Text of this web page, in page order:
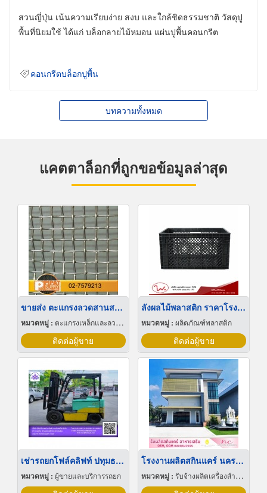
สวนญี่ปุ่น เน้นความเรียบง่าย สงบ และใกล้ชิดธรรมชาติ วัสดุปู
พื้นที่นิยมใช้ ได้แก่ บล็อกลายไม้หมอน แผ่นปูพื้นคอนกรีต
คอนกรีตบล็อกปูพื้น
บทความทั้งหมด
แคตตาล็อกที่ถูกขอข้อมูลล่าสุด
ขายส่ง ตะแกรงลวดสานสแตนเลส
หมวดหมู่ : ตะแกรงเหล็กและลวดตาข่าย
ติดต่อผู้ขาย
ลังผลไม้พลาสติก ราคาโรงงาน
หมวดหมู่ : ผลิตภัณฑ์พลาสติก
ติดต่อผู้ขาย
เช่ารถยกโฟล์คลิฟท์ ปทุมธานี
หมวดหมู่ : ผู้ขายและบริการรถยก
โรงงานผลิตสกินแคร์ นครปฐม
หมวดหมู่ : รับจ้างผลิตเครื่องสำอาง